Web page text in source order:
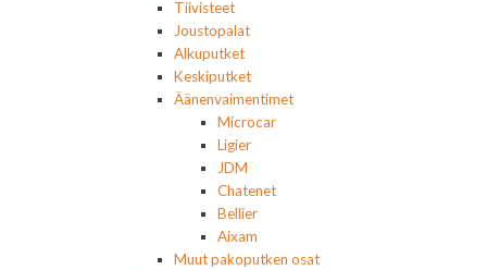
Tiivisteet
Joustopalat
Alkuputket
Keskiputket
Äänenvaimentimet
Microcar
Ligier
JDM
Chatenet
Bellier
Aixam
Muut pakoputken osat